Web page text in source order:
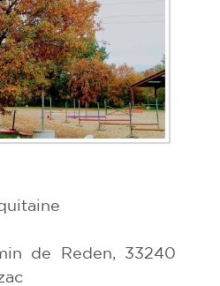
de Reden, 33240